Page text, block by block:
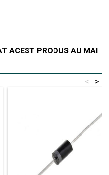
ACEST PRODUS AU MAI
>
<